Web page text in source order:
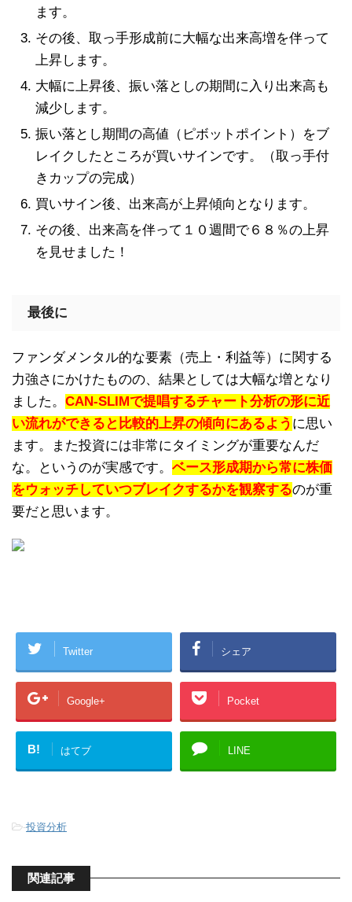
ます。
その後、取っ手形成前に大幅な出来高増を伴って
上昇します。
大幅に上昇後、振い落としの期間に入り出来高も
減少します。
振い落とし期間の高値（ピボットポイント）をブ
レイクしたところが買いサインです。（取っ手付
きカップの完成）
買いサイン後、出来高が上昇傾向となります。
その後、出来高を伴って１０週間で６８％の上昇
を見せました！
最後に
ファンダメンタル的な要素（売上・利益等）に関する
力強さにかけたものの、結果としては大幅な増となり
ました。 CAN-SLIMで提唱するチャート分析の形に近
い流れができると比較的上昇の傾向にあるよう に思い
ます。また投資には非常にタイミングが重要なんだ
な。というのが実感です。 ベース形成期から常に株価
をウォッチしていつブレイクするかを観察するのが重
要だと思います。
Twitter シェア
Google+ Pocket
B! はてブ LINE
-投資分析
関連記事